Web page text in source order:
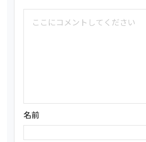
名前